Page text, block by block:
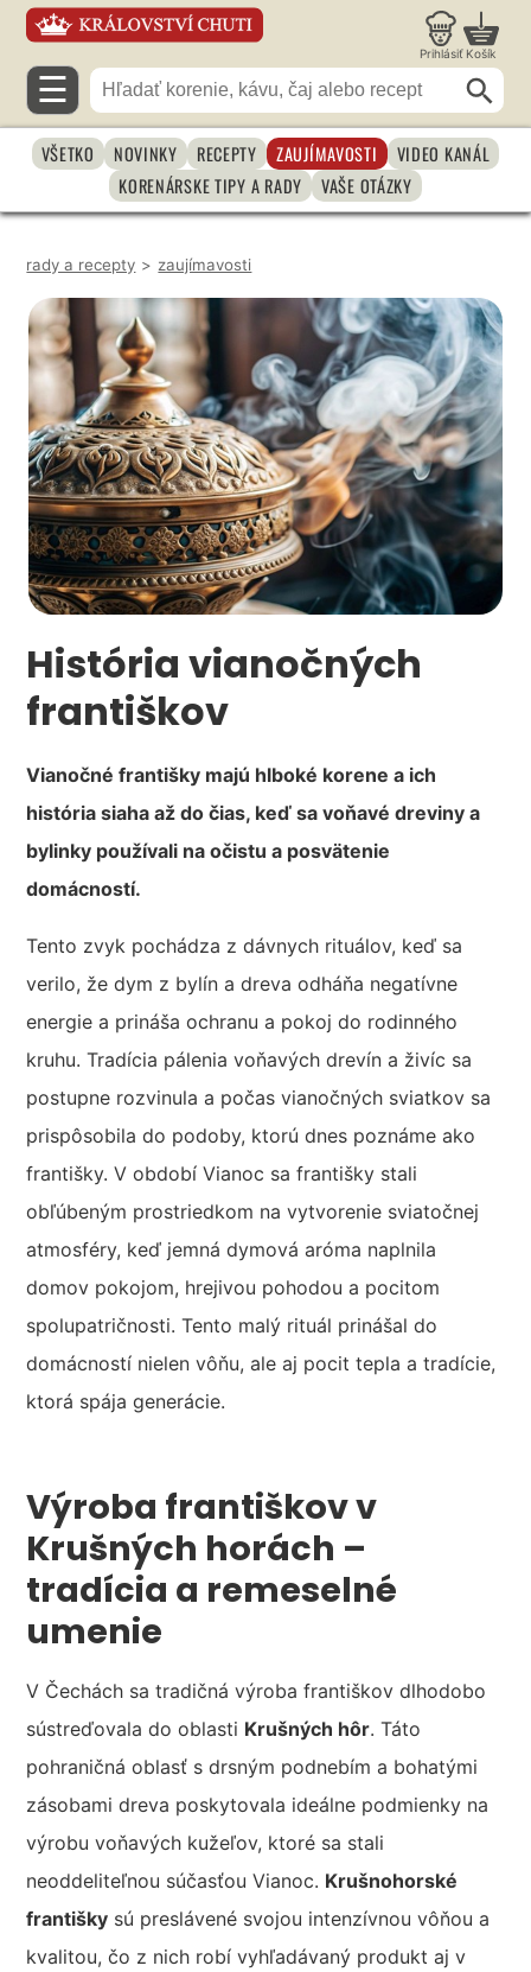
Prihlásiť Košík
☰
VŠETKO NOVINKY RECEPTY ZAUJÍMAVOSTI
VIDEO KANÁL
KORENÁRSKE TIPY A RADY
VAŠE OTÁZKY
rady a recepty > zaujímavosti
História vianočných
františkov
Vianočné františky majú hlboké korene a ich
história siaha až do čias, keď sa voňavé dreviny a
bylinky používali na očistu a posvätenie
domácností.
Tento zvyk pochádza z dávnych rituálov, keď sa
verilo, že dym z bylín a dreva odháňa negatívne
energie a prináša ochranu a pokoj do rodinného
kruhu. Tradícia pálenia voňavých drevín a živíc sa
postupne rozvinula a počas vianočných sviatkov sa
prispôsobila do podoby, ktorú dnes poznáme ako
františky. V období Vianoc sa františky stali
obľúbeným prostriedkom na vytvorenie sviatočnej
atmosféry, keď jemná dymová aróma naplnila
domov pokojom, hrejivou pohodou a pocitom
spolupatričnosti. Tento malý rituál prinášal do
domácností nielen vôňu, ale aj pocit tepla a tradície,
ktorá spája generácie.
Výroba františkov v
Krušných horách –
tradícia a remeselné
umenie
V Čechách sa tradičná výroba františkov dlhodobo
sústreďovala do oblasti Krušných hôr. Táto
pohraničná oblasť s drsným podnebím a bohatými
zásobami dreva poskytovala ideálne podmienky na
výrobu voňavých kužeľov, ktoré sa stali
neoddeliteľnou súčasťou Vianoc. Krušnohorské
františky sú preslávené svojou intenzívnou vôňou a
kvalitou, čo z nich robí vyhľadávaný produkt aj v